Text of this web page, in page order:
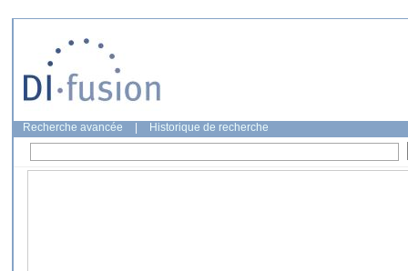
Recherche avancée Historique de recherche